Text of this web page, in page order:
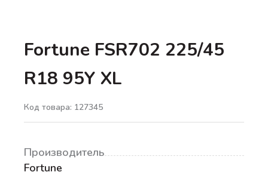
Fortune FSR702 225/45
R18 95Y XL
Код товара: 127345
Производитель
Fortune